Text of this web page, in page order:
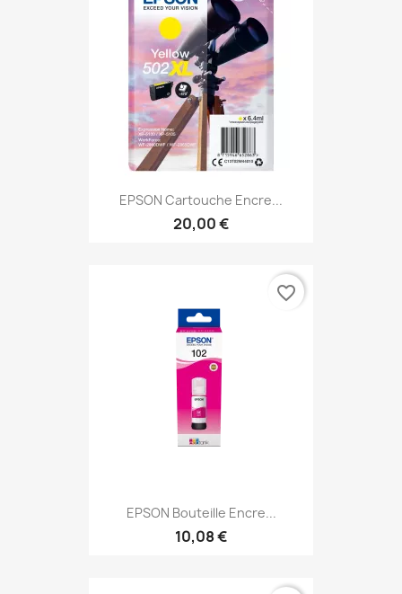
EPSON Cartouche Encre...
20,00 €
EPSON Bouteille Encre...
10,08 €
favorite_border